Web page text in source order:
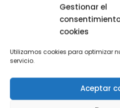
Gestionar el
cookies
Utilizamos cookies para optimizar
servicio.
Aceptar
Conexión embutidora.
Categorías:Línea de envasado,